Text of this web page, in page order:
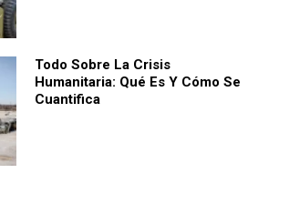
Todo Sobre La Crisis
Humanitaria: Qué Es Y Cómo Se
Cuantifica